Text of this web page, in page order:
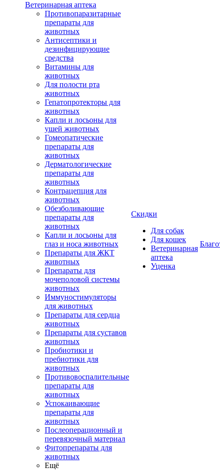
Ветеринарная аптека
Противопаразитарные
препараты для
животных
Антисептики и
дезинфицирующие
средства
Витамины для
животных
Для полости рта
животных
Гепатопротекторы для
животных
Капли и лосьоны для
ушей животных
Гомеопатические
препараты для
животных
Дерматологические
препараты для
животных
Контрацепция для
животных
Обезболивающие
препараты для
животных
Капли и лосьоны для
глаз и носа животных
Препараты для ЖКТ
животных
Препараты для
мочеполовой системы
животных
Иммуностимуляторы
для животных
Препараты для сердца
животных
Препараты для суставов
животных
Пробиотики и
пребиотики для
животных
Противовоспалительные
препараты для
животных
Успокаивающие
препараты для
животных
Послеоперационный и
перевязочный материал
Фитопрепараты для
животных
Ещё
Скидки
Для собак
Для кошек
Ветеринарная
аптека
Уценка